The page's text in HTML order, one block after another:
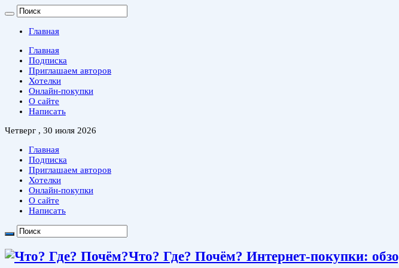
Главная
Главная
Подписка
Приглашаем авторов
Хотелки
Онлайн-покупки
О сайте
Написать
Четверг , 30 июля 2026
Главная
Подписка
Приглашаем авторов
Хотелки
Онлайн-покупки
О сайте
Написать
Что? Где? Почём? Интернет-покупки: